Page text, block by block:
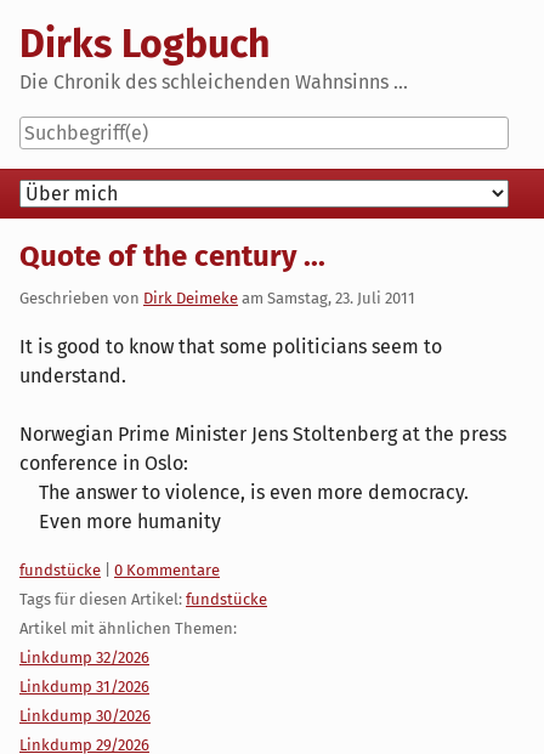
content
Dirks Logbuch
Die Chronik des schleichenden Wahnsinns ...
Navigation
Quote of the century ...
Geschrieben von Dirk Deimeke am Samstag, 23. Juli 2011
It is good to know that some politicians seem to
understand.
Norwegian Prime Minister Jens Stoltenberg at the press
conference in Oslo:
The answer to violence, is even more democracy.
Even more humanity
Kategorien:
fundstücke
0 Kommentare
Tags für diesen Artikel: fundstücke
Artikel mit ähnlichen Themen:
Linkdump 32/2026
Linkdump 31/2026
Linkdump 30/2026
Linkdump 29/2026